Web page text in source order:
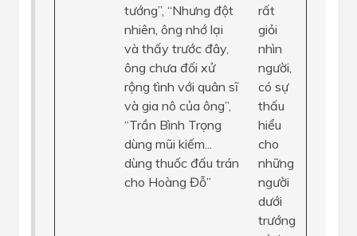
tướng”, “Nhưng đột
nhiên, ông nhớ lại
và thấy trước đây,
ông chưa đối xử
rộng tình với quân sĩ
và gia nô của ông”,
“Trần Bình Trọng
dùng mũi kiếm...
dùng thuốc đấu trán
cho Hoàng Đỗ”
rất
giỏi
nhìn
người,
có sự
thấu
hiểu
cho
những
người
dưới
trướng